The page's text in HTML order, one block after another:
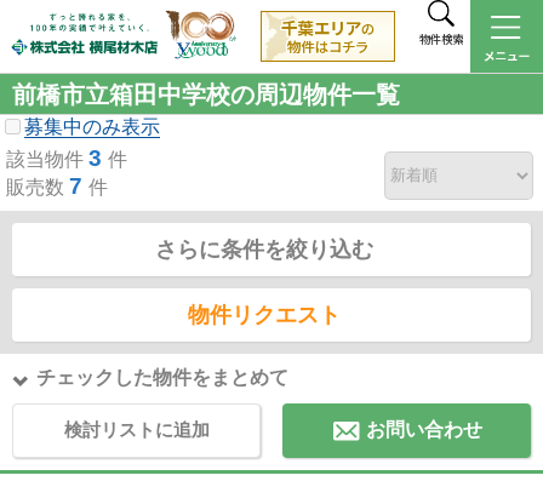
物件検索
前橋市立箱田中学校の周辺物件一覧
募集中のみ表示
該当物件 3 件
販売数 7 件
さらに条件を絞り込む
物件リクエスト
チェックした物件をまとめて
検討リストに追加 お問い合わせ